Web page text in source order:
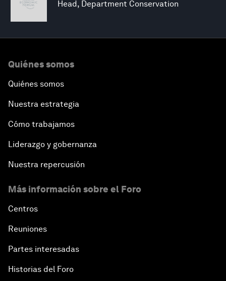
Head, Department Conservation
Quiénes somos
Quiénes somos
Nuestra estrategia
Cómo trabajamos
Liderazgo y gobernanza
Nuestra repercusión
Más información sobre el Foro
Centros
Reuniones
Partes interesadas
Historias del Foro